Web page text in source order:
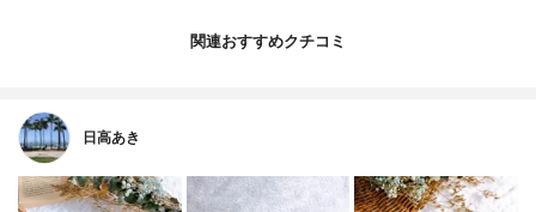
関連おすすめクチコミ
日高あき